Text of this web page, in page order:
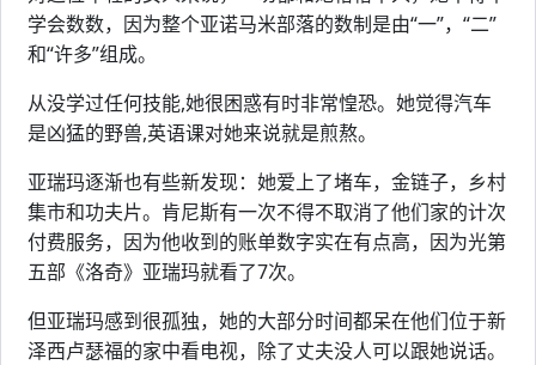
学会数数，因为整个亚诺马米部落的数制是由“一”，“二”
和“许多”组成。
从没学过任何技能,她很困惑有时非常惶恐。她觉得汽车
是凶猛的野兽,英语课对她来说就是煎熬。
亚瑞玛逐渐也有些新发现：她爱上了堵车，金链子，乡村
集市和功夫片。肯尼斯有一次不得不取消了他们家的计次
付费服务，因为他收到的账单数字实在有点高，因为光第
五部《洛奇》亚瑞玛就看了7次。
但亚瑞玛感到很孤独，她的大部分时间都呆在他们位于新
泽西卢瑟福的家中看电视，除了丈夫没人可以跟她说话。